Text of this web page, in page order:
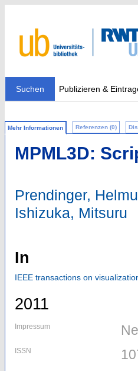
Suchen Publizieren &
Mehr Informationen Referenzen (0)
MPML3D:
Prendinger,
Ishizuka, Mitsuru
In
IEEE transactions on
2011
Impressum
ISSN